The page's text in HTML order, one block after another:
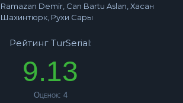
Ramazan Demir, Can Bartu Aslan, Хасан
Шахинтюрк, Рухи Сары
Рейтинг TurSerial:
9.13
Оценок: 4